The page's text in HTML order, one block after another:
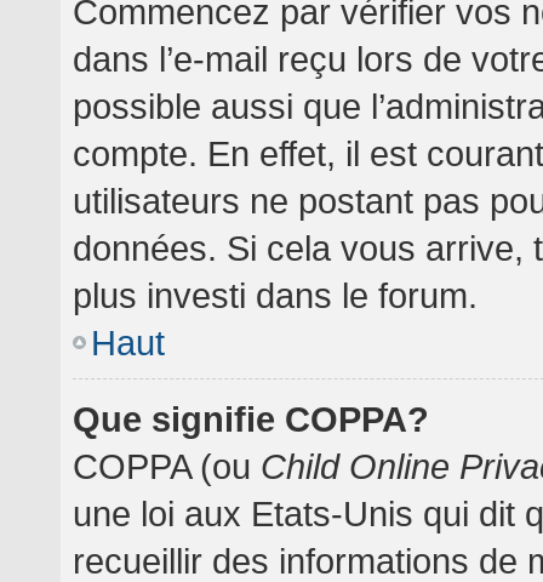
Commencez par vérifier vos
dans l’e-mail reçu lors de
possible aussi que
compte. En effet, il est
utilisateurs ne postant pas
données. Si cela vous
plus investi dans le forum.
Haut
Que signifie COPPA?
COPPA (ou Child Online
une loi aux Etats-Unis qui dit
recueillir des informations de